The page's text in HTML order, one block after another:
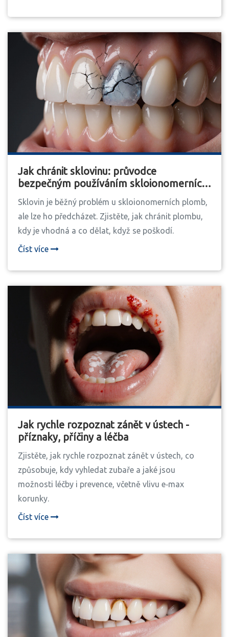
Jak chránit sklovinu: průvodce
bezpečným používáním skloionomerních
plomb
Sklovin je běžný problém u skloionomerních plomb,
ale lze ho předcházet. Zjistěte, jak chránit plombu,
kdy je vhodná a co dělat, když se poškodí.
Číst více
Jak rychle rozpoznat zánět v ústech -
příznaky, příčiny a léčba
Zjistěte, jak rychle rozpoznat zánět v ústech, co
způsobuje, kdy vyhledat zubaře a jaké jsou
možnosti léčby i prevence, včetně vlivu e‑max
korunky.
Číst více